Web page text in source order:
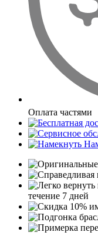
Оплата частями
течение 7 дней